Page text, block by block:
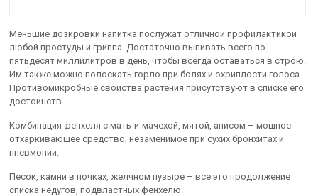
Меньшие дозировки напитка послужат отличной профилактикой
любой простуды и гриппа. Достаточно выпивать всего по
пятьдесят миллилитров в день, чтобы всегда оставаться в строю.
Им также можно полоскать горло при болях и охриплости голоса.
Противомикробные свойства растения присутствуют в списке его
достоинств.
Комбинация фенхеля с мать-и-мачехой, мятой, анисом – мощное
отхаркивающее средство, незаменимое при сухих бронхитах и
пневмонии.
Песок, камни в почках, желчном пузыре – все это продолжение
списка недугов, подвластных фенхелю.